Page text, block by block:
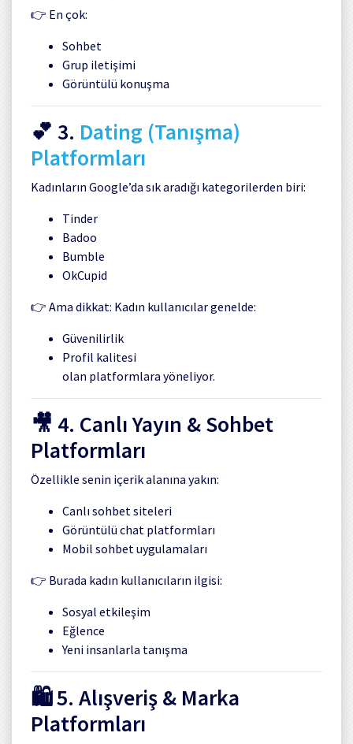
👉 En çok:
Sohbet
Grup iletişimi
Görüntülü konuşma
💕 3. Dating (Tanışma)
Platformları
Kadınların Google’da sık aradığı kategorilerden biri:
Tinder
Badoo
Bumble
OkCupid
👉 Ama dikkat: Kadın kullanıcılar genelde:
Güvenilirlik
Profil kalitesi
olan platformlara yöneliyor.
🎥 4. Canlı Yayın & Sohbet
Platformları
Özellikle senin içerik alanına yakın:
Canlı sohbet siteleri
Görüntülü chat platformları
Mobil sohbet uygulamaları
👉 Burada kadın kullanıcıların ilgisi:
Sosyal etkileşim
Eğlence
Yeni insanlarla tanışma
🛍️ 5. Alışveriş & Marka
Platformları